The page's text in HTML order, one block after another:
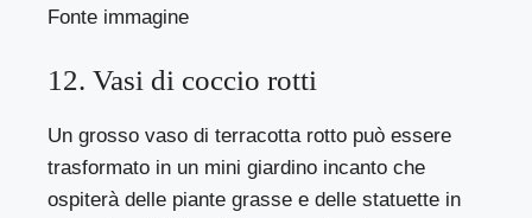
Fonte immagine
12. Vasi di coccio rotti
Un grosso vaso di terracotta rotto può essere
trasformato in un mini giardino incanto che
ospiterà delle piante grasse e delle statuette in